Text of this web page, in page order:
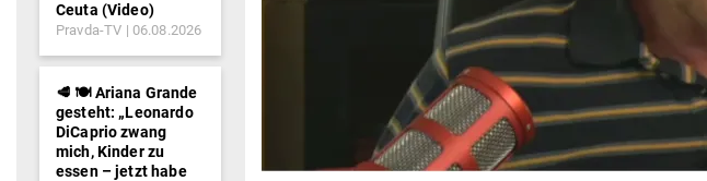
Ceuta (Video)
Pravda-TV 06.08.2026
🥩 🍽️ Ariana Grande
gesteht: „Leonardo
DiCaprio zwang
mich, Kinder zu
essen – jetzt habe